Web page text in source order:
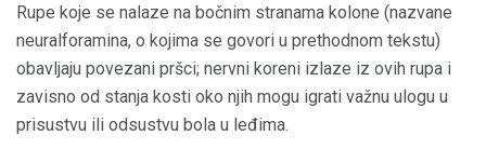
Rupe koje se nalaze na bočnim stranama kolone (nazvane
neuralforamina, o kojima se govori u prethodnom tekstu)
obavljaju povezani pršci; nervni koreni izlaze iz ovih rupa i
zavisno od stanja kosti oko njih mogu igrati važnu ulogu u
prisustvu ili odsustvu bola u leđima.